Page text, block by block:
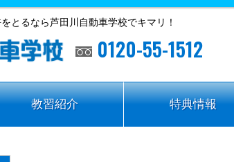
とるなら芦田川自動車学校でキマリ！
0120-55-1512
教習紹介 特典情報